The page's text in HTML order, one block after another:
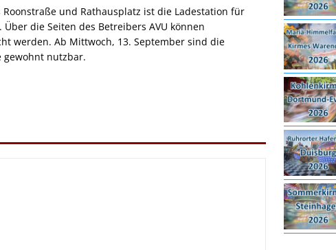
und Rathausplatz ist die Ladestation für
die Seiten des Betreibers AVU können
werden. Ab Mittwoch, 13. September sind die
gewohnt nutzbar.